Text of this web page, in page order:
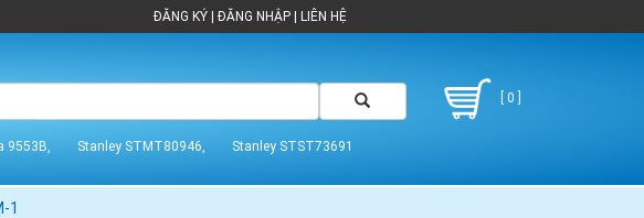
ĐĂNG KÝ ĐĂNG NHẬP LIÊN HỆ
9553B, Stanley STMT80946, Stanley STST73691
[ 0 ]
1